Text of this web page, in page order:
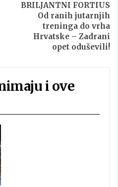
BRILJANTNI FORTIUS
Od ranih jutarnjih
treninga do vrha
Hrvatske – Zadrani
opet oduševili!
i ove